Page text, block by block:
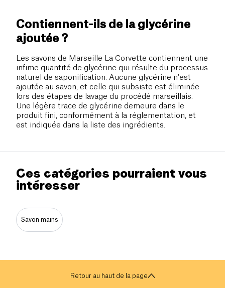
Contiennent-ils de la glycérine
ajoutée ?
Les savons de Marseille La Corvette contiennent une
infime quantité de glycérine qui résulte du processus
naturel de saponification. Aucune glycérine n'est
ajoutée au savon, et celle qui subsiste est éliminée
lors des étapes de lavage du procédé marseillais.
Une légère trace de glycérine demeure dans le
produit fini, conformément à la réglementation, et
est indiquée dans la liste des ingrédients.
Ces catégories pourraient vous
intéresser
Savon mains
Retour au haut de la page